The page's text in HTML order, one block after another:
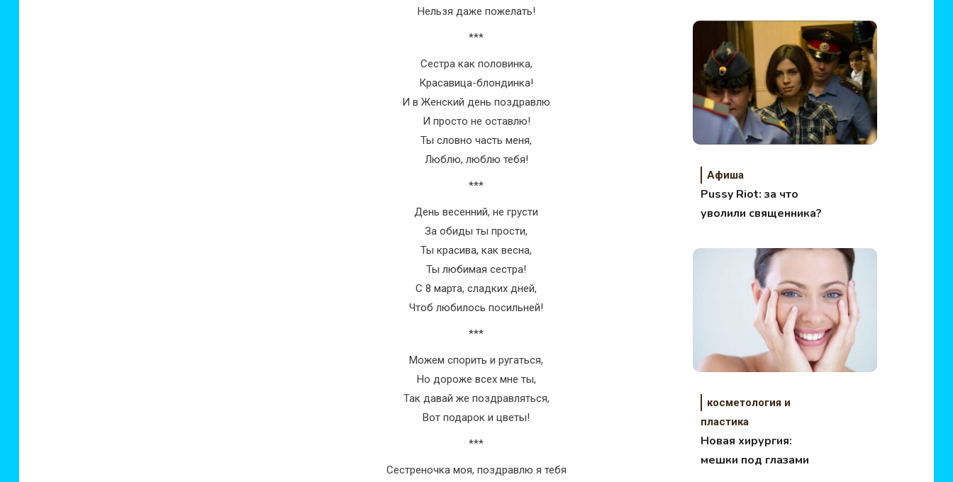
Нельзя даже пожелать!
***
Сестра как половинка,
Красавица-блондинка!
И в Женский день поздравлю
И просто не оставлю!
Ты словно часть меня,
Люблю, люблю тебя!
***
День весенний, не грусти
За обиды ты прости,
Ты красива, как весна,
Ты любимая сестра!
С 8 марта, сладких дней,
Чтоб любилось посильней!
***
Можем спорить и ругаться,
Но дороже всех мне ты,
Так давай же поздравляться,
Вот подарок и цветы!
***
Сестреночка моя, поздравлю я тебя
приблизится к 3
млрд. человек
Афиша
Pussy Riot: за что
уволили священника?
косметология и
пластика
Новая хирургия:
мешки под глазами